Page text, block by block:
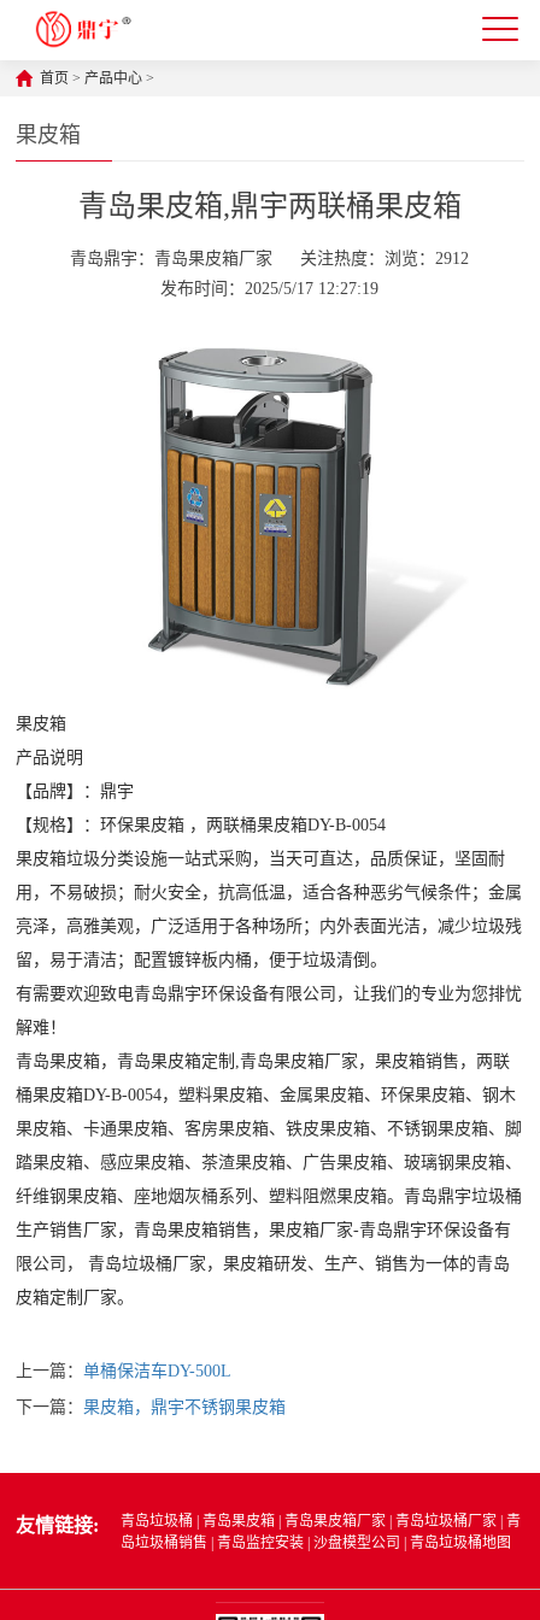
首页 >产品中心 >
果皮箱
青岛果皮箱,鼎宇两联桶果皮箱
青岛鼎宇：青岛果皮箱厂家
关注热度：浏览：2912
发布时间：2025/5/17 12:27:19
果皮箱
产品说明
【品牌】：鼎宇
【规格】：环保果皮箱 ，两联桶果皮箱DY-B-0054
果皮箱垃圾分类设施一站式采购，当天可直达，品质保证，坚固耐
用，不易破损；耐火安全，抗高低温，适合各种恶劣气候条件；金属
亮泽，高雅美观，广泛适用于各种场所；内外表面光洁，减少垃圾残
留，易于清洁；配置镀锌板内桶，便于垃圾清倒。
有需要欢迎致电青岛鼎宇环保设备有限公司，让我们的专业为您排忧
解难！
青岛果皮箱，青岛果皮箱定制,青岛果皮箱厂家，果皮箱销售，两联
桶果皮箱DY-B-0054，塑料果皮箱、金属果皮箱、环保果皮箱、钢木
果皮箱、卡通果皮箱、客房果皮箱、铁皮果皮箱、不锈钢果皮箱、脚
踏果皮箱、感应果皮箱、茶渣果皮箱、广告果皮箱、玻璃钢果皮箱、
纤维钢果皮箱、座地烟灰桶系列、塑料阻燃果皮箱。青岛鼎宇垃圾桶
生产销售厂家，青岛果皮箱销售，果皮箱厂家-青岛鼎宇环保设备有
限公司，青岛垃圾桶厂家 ，果皮箱研发、生产、销售为一体的青岛
皮箱定制厂家。
上一篇：单桶保洁车DY-500L
下一篇：果皮箱，鼎宇不锈钢果皮箱
友情链接: 青岛垃圾桶 |青岛果皮箱 |青岛果皮箱厂家 |青岛垃圾桶厂家 |青
岛垃圾桶销售 |青岛监控安装 |沙盘模型公司 |青岛垃圾桶地图